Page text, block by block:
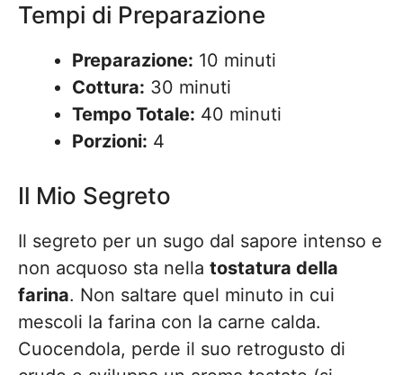
Tempi di Preparazione
Preparazione: 10 minuti
Cottura: 30 minuti
Tempo Totale: 40 minuti
Porzioni: 4
Il Mio Segreto
Il segreto per un sugo dal sapore intenso e
non acquoso sta nella tostatura della
farina. Non saltare quel minuto in cui
mescoli la farina con la carne calda.
Cuocendola, perde il suo retrogusto di